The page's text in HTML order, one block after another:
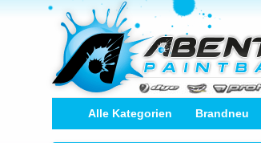
Alle Kategorien Brandneu